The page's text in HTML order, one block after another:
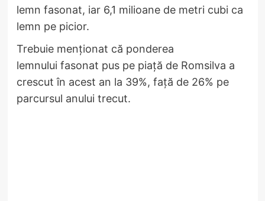
lemn fasonat, iar 6,1 milioane de metri cubi ca
lemn pe picior.
​Trebuie menționat că ponderea
lemnului fasonat pus pe piață de Romsilva a
crescut în acest an la 39%, față de 26% pe
parcursul anului trecut.